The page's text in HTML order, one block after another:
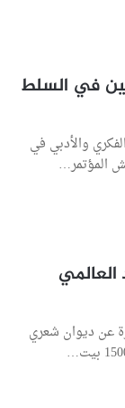
في السلط
والأدبي في
المؤتمر…
عن ديوان شعري